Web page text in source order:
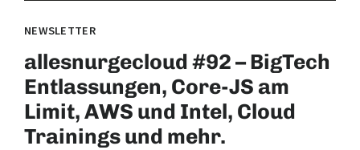
NEWSLETTER
allesnurgecloud #92 – BigTech
Entlassungen, Core-JS am
Limit, AWS und Intel, Cloud
Trainings und mehr.